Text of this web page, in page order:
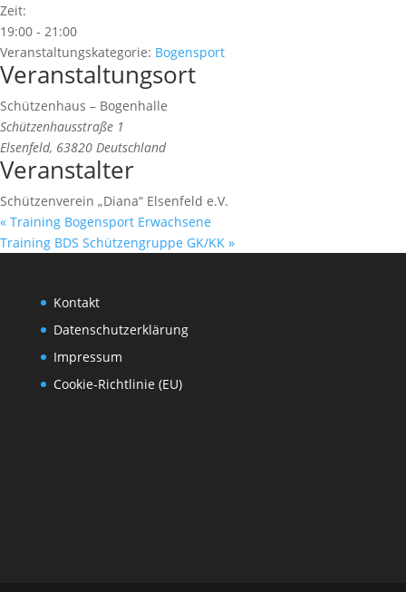
Zeit:
19:00 - 21:00
Veranstaltungskategorie: Bogensport
Veranstaltungsort
Schützenhaus – Bogenhalle
Schützenhausstraße 1
Elsenfeld, 63820 Deutschland
Veranstalter
Schützenverein „Diana“ Elsenfeld e.V.
« Training Bogensport Erwachsene
Training BDS Schützengruppe GK/KK »
Kontakt
Datenschutzerklärung
Impressum
Cookie-Richtlinie (EU)